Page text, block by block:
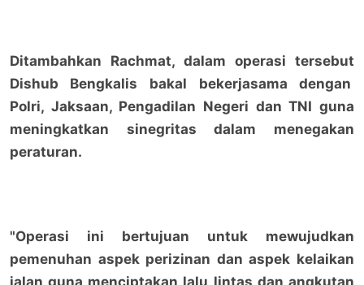
Ditambahkan Rachmat, dalam operasi tersebut
Dishub Bengkalis bakal bekerjasama dengan
Polri, Jaksaan, Pengadilan Negeri dan TNI guna
meningkatkan sinegritas dalam menegakan
peraturan.
"Operasi ini bertujuan untuk mewujudkan
pemenuhan aspek perizinan dan aspek kelaikan
jalan guna menciptakan lalu lintas dan angkutan